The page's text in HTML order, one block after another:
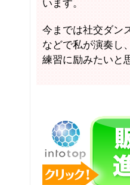
います。
今までは社交ダン
などで私が演奏し
練習に励みたいと